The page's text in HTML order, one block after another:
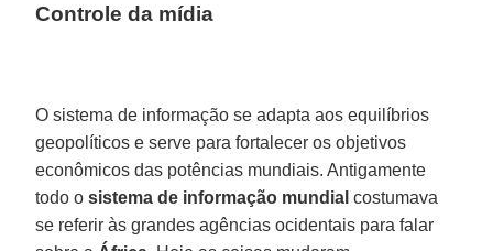
Controle da mídia
O sistema de informação se adapta aos equilíbrios
geopolíticos e serve para fortalecer os objetivos
econômicos das potências mundiais. Antigamente
todo osistema de informação mundial costumava
se referir às grandes agências ocidentais para falar